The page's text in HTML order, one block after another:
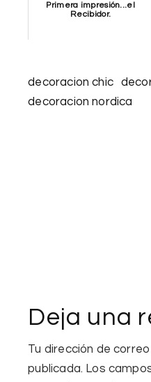
Primera impresión...el
Recibidor.
decoracion chic
decoracion nordica
Deja una
Tu dirección de
publicada. Los